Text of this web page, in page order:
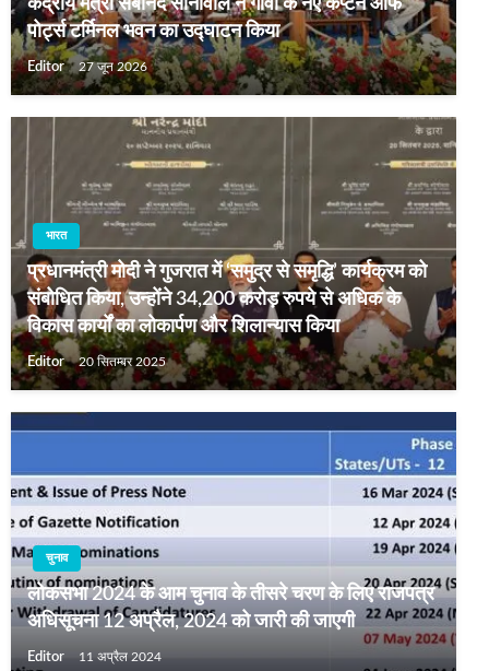
केंद्रीय मंत्री सर्बानंद सोनोवाल ने गोवा के नए कैप्टन ऑफ
पोर्ट्स टर्मिनल भवन का उद्घाटन किया
Editor 27 जून 2026
भारत
प्रधानमंत्री मोदी ने गुजरात में ‘समुद्र से समृद्धि’ कार्यक्रम को
संबोधित किया, उन्होंने 34,200 करोड़ रुपये से अधिक के
विकास कार्यों का लोकार्पण और शिलान्यास किया
Editor 20 सितम्बर 2025
चुनाव
लोकसभा 2024 के आम चुनाव के तीसरे चरण के लिए राजपत्र
अधिसूचना 12 अप्रैल, 2024 को जारी की जाएगी
Editor 11 अप्रैल 2024